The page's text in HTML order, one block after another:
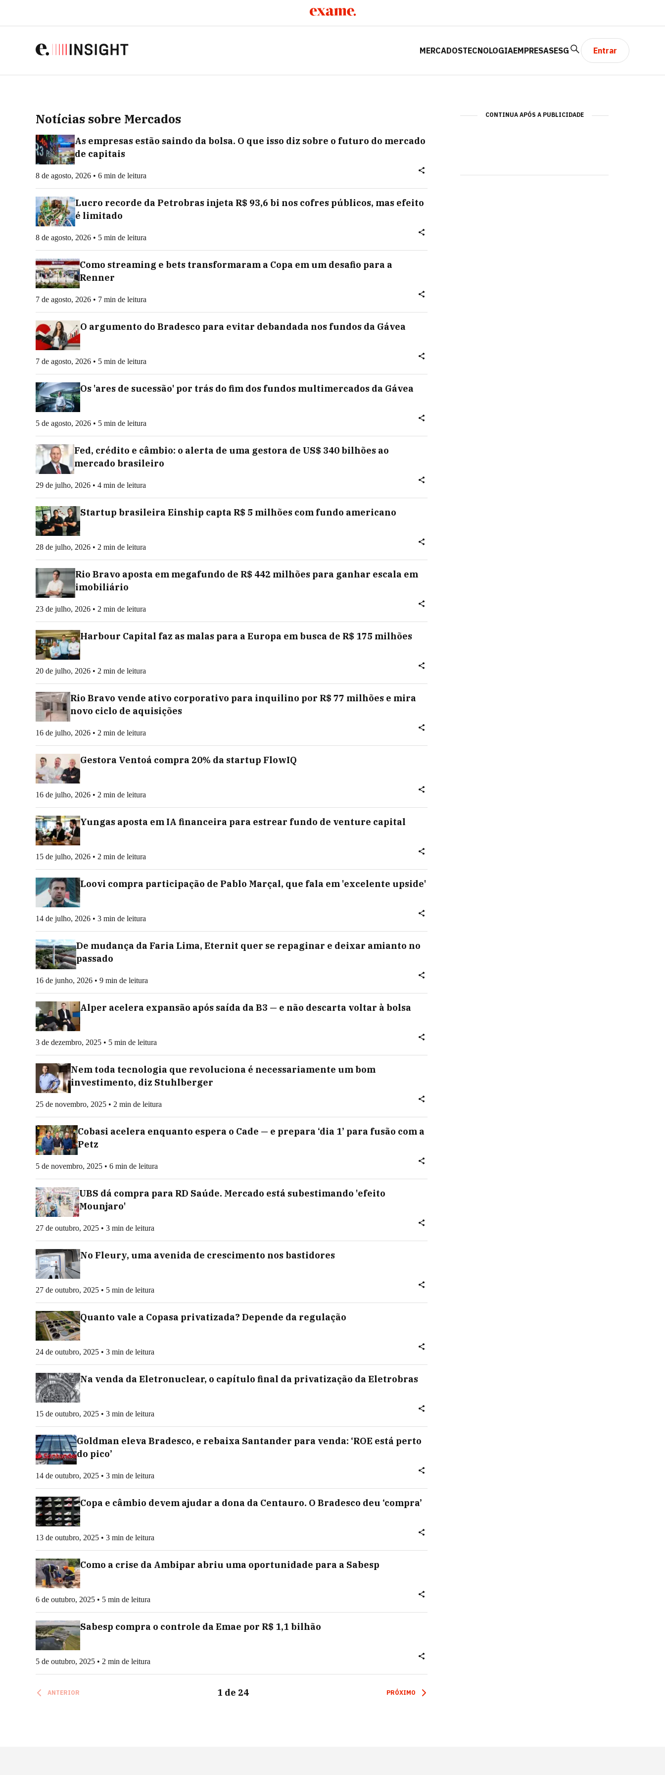
MERCADOSTECNOLOGIAEMPRESASESG Entrar
Notícias sobre Mercados
As empresas estão saindo da bolsa. O que isso diz sobre o futuro do mercado
de capitais
8 de agosto, 2026 • 6 min de leitura
Lucro recorde da Petrobras injeta R$ 93,6 bi nos cofres públicos, mas efeito
é limitado
8 de agosto, 2026 • 5 min de leitura
Como streaming e bets transformaram a Copa em um desafio para a
Renner
7 de agosto, 2026 • 7 min de leitura
O argumento do Bradesco para evitar debandada nos fundos da Gávea
7 de agosto, 2026 • 5 min de leitura
Os 'ares de sucessão' por trás do fim dos fundos multimercados da Gávea
5 de agosto, 2026 • 5 min de leitura
Fed, crédito e câmbio: o alerta de uma gestora de US$ 340 bilhões ao
mercado brasileiro
29 de julho, 2026 • 4 min de leitura
Startup brasileira Einship capta R$ 5 milhões com fundo americano
28 de julho, 2026 • 2 min de leitura
Rio Bravo aposta em megafundo de R$ 442 milhões para ganhar escala em
imobiliário
23 de julho, 2026 • 2 min de leitura
Harbour Capital faz as malas para a Europa em busca de R$ 175 milhões
20 de julho, 2026 • 2 min de leitura
Rio Bravo vende ativo corporativo para inquilino por R$ 77 milhões e mira
novo ciclo de aquisições
16 de julho, 2026 • 2 min de leitura
Gestora Ventoá compra 20% da startup FlowIQ
16 de julho, 2026 • 2 min de leitura
Yungas aposta em IA financeira para estrear fundo de venture capital
15 de julho, 2026 • 2 min de leitura
Loovi compra participação de Pablo Marçal, que fala em 'excelente upside'
14 de julho, 2026 • 3 min de leitura
De mudança da Faria Lima, Eternit quer se repaginar e deixar amianto no
passado
16 de junho, 2026 • 9 min de leitura
Alper acelera expansão após saída da B3 — e não descarta voltar à bolsa
3 de dezembro, 2025 • 5 min de leitura
Nem toda tecnologia que revoluciona é necessariamente um bom
investimento, diz Stuhlberger
25 de novembro, 2025 • 2 min de leitura
Cobasi acelera enquanto espera o Cade — e prepara ‘dia 1’ para fusão com a
Petz
5 de novembro, 2025 • 6 min de leitura
UBS dá compra para RD Saúde. Mercado está subestimando 'efeito
Mounjaro'
27 de outubro, 2025 • 3 min de leitura
No Fleury, uma avenida de crescimento nos bastidores
27 de outubro, 2025 • 5 min de leitura
Quanto vale a Copasa privatizada? Depende da regulação
24 de outubro, 2025 • 3 min de leitura
Na venda da Eletronuclear, o capítulo final da privatização da Eletrobras
15 de outubro, 2025 • 3 min de leitura
Goldman eleva Bradesco, e rebaixa Santander para venda: ‘ROE está perto
do pico’
14 de outubro, 2025 • 3 min de leitura
Copa e câmbio devem ajudar a dona da Centauro. O Bradesco deu ‘compra’
13 de outubro, 2025 • 3 min de leitura
Como a crise da Ambipar abriu uma oportunidade para a Sabesp
6 de outubro, 2025 • 5 min de leitura
Sabesp compra o controle da Emae por R$ 1,1 bilhão
5 de outubro, 2025 • 2 min de leitura
ANTERIOR 1 de 24 PRÓXIMO
CONTINUA APÓS A PUBLICIDADE